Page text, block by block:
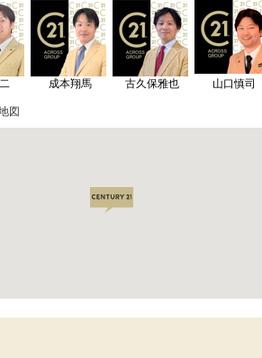
成本翔馬 古久保雅也 山口慎司
図